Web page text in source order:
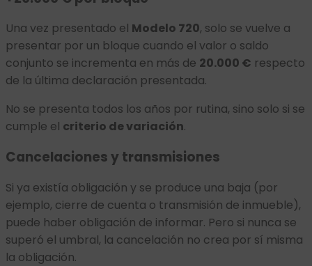
Una vez presentado el Modelo 720, solo se vuelve a
presentar por un bloque cuando el valor o saldo
conjunto se incrementa en más de 20.000 € respecto
de la última declaración presentada.
No se presenta todos los años por rutina, sino solo si se
cumple el criterio de variación.
Cancelaciones y transmisiones
Si ya existía obligación y se produce una baja (por
ejemplo, cierre de cuenta o transmisión de inmueble),
puede haber obligación de informar. Pero si nunca se
superó el umbral, la cancelación no crea por sí misma
la obligación.